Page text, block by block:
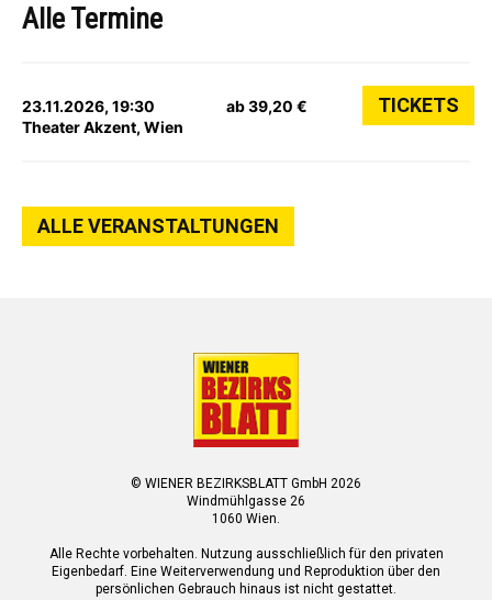
Alle Termine
23.11.2026, 19:30
Theater Akzent, Wien
ab 39,20 € TICKETS
ALLE VERANSTALTUNGEN
© WIENER BEZIRKSBLATT GmbH 2026
Windmühlgasse 26
1060 Wien.
Alle Rechte vorbehalten. Nutzung ausschließlich für den privaten
Eigenbedarf. Eine Weiterverwendung und Reproduktion über den
persönlichen Gebrauch hinaus ist nicht gestattet.